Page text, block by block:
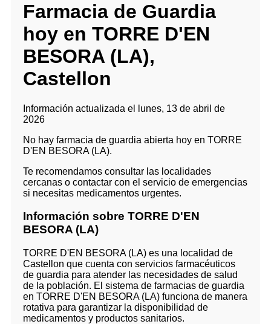
Farmacia de Guardia
hoy en TORRE D'EN
BESORA (LA),
Castellon
Información actualizada el lunes, 13 de abril de
2026
No hay farmacia de guardia abierta hoy en TORRE
D'EN BESORA (LA).
Te recomendamos consultar las localidades
cercanas o contactar con el servicio de emergencias
si necesitas medicamentos urgentes.
Información sobre TORRE D'EN
BESORA (LA)
TORRE D'EN BESORA (LA) es una localidad de
Castellon que cuenta con servicios farmacéuticos
de guardia para atender las necesidades de salud
de la población. El sistema de farmacias de guardia
en TORRE D'EN BESORA (LA) funciona de manera
rotativa para garantizar la disponibilidad de
medicamentos y productos sanitarios.